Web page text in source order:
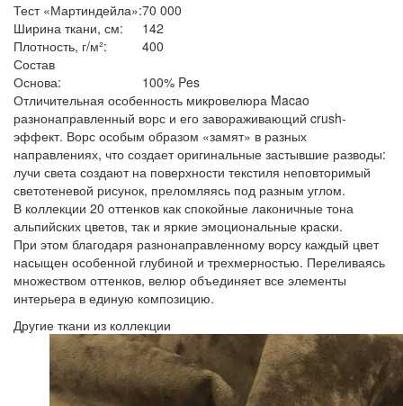
Тест «Мартиндейла»:70 000
Ширина ткани, см:
142
Плотность, г/м²:
400
Состав
Основа:
100% Pes
Отличительная особенность микровелюра Macao
разнонаправленный ворс и его завораживающий crush-
эффект. Ворс особым образом «замят» в разных
направлениях, что создает оригинальные застывшие разводы:
лучи света создают на поверхности текстиля неповторимый
светотеневой рисунок, преломляясь под разным углом.
В коллекции 20 оттенков как спокойные лаконичные тона
альпийских цветов, так и яркие эмоциональные краски.
При этом благодаря разнонаправленному ворсу каждый цвет
насыщен особенной глубиной и трехмерностью. Переливаясь
множеством оттенков, велюр объединяет все элементы
интерьера в единую композицию.
Другие ткани из коллекции